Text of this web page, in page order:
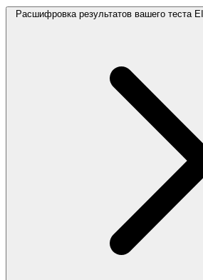
Расшифровка результатов вашего теста